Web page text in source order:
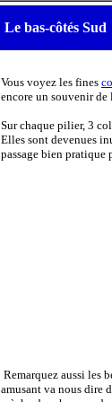
Le bas-côtés Sud
Vous voyez les fines
encore un souvenir de
Sur chaque pilier, 3
Elles sont devenues
passage bien pratique
Remarquez aussi les
amusant va nous dire